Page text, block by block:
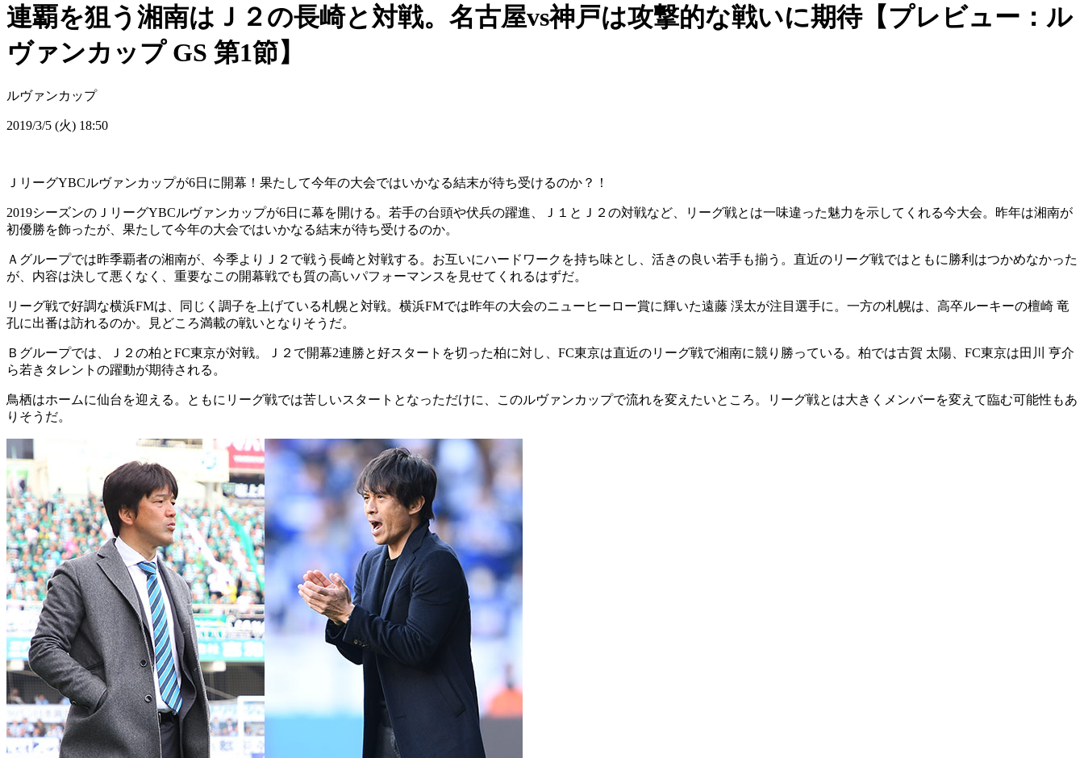
連覇を狙う湘南はＪ２の長崎と対戦。名古屋vs神戸は攻撃的な戦いに期待【プレビュー：ル
ヴァンカップ GS 第1節】
ルヴァンカップ
2019/3/5 (火) 18:50
ＪリーグYBCルヴァンカップが6日に開幕！果たして今年の大会ではいかなる結末が待ち受けるのか？！
2019シーズンのＪリーグYBCルヴァンカップが6日に幕を開ける。若手の台頭や伏兵の躍進、Ｊ１とＪ２の対戦など、リーグ戦とは一味違った魅力を示してくれる今大会。昨年は湘南が
初優勝を飾ったが、果たして今年の大会ではいかなる結末が待ち受けるのか。
Ａグループでは昨季覇者の湘南が、今季よりＪ２で戦う長崎と対戦する。お互いにハードワークを持ち味とし、活きの良い若手も揃う。直近のリーグ戦ではともに勝利はつかめなかった
が、内容は決して悪くなく、重要なこの開幕戦でも質の高いパフォーマンスを見せてくれるはずだ。
リーグ戦で好調な横浜FMは、同じく調子を上げている札幌と対戦。横浜FMでは昨年の大会のニューヒーロー賞に輝いた遠藤 渓太が注目選手に。一方の札幌は、高卒ルーキーの檀崎 竜
孔に出番は訪れるのか。見どころ満載の戦いとなりそうだ。
Ｂグループでは、Ｊ２の柏とFC東京が対戦。Ｊ２で開幕2連勝と好スタートを切った柏に対し、FC東京は直近のリーグ戦で湘南に競り勝っている。柏では古賀 太陽、FC東京は田川 亨介
ら若きタレントの躍動が期待される。
鳥栖はホームに仙台を迎える。ともにリーグ戦では苦しいスタートとなっただけに、このルヴァンカップで流れを変えたいところ。リーグ戦とは大きくメンバーを変えて臨む可能性もあ
りそうだ。